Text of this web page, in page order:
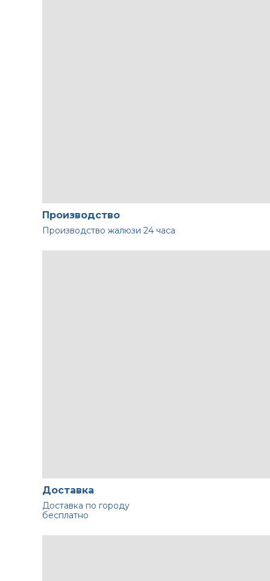
Производство
Производство жалюзи 24 часа
Доставка
Доставка по городу
бесплатно